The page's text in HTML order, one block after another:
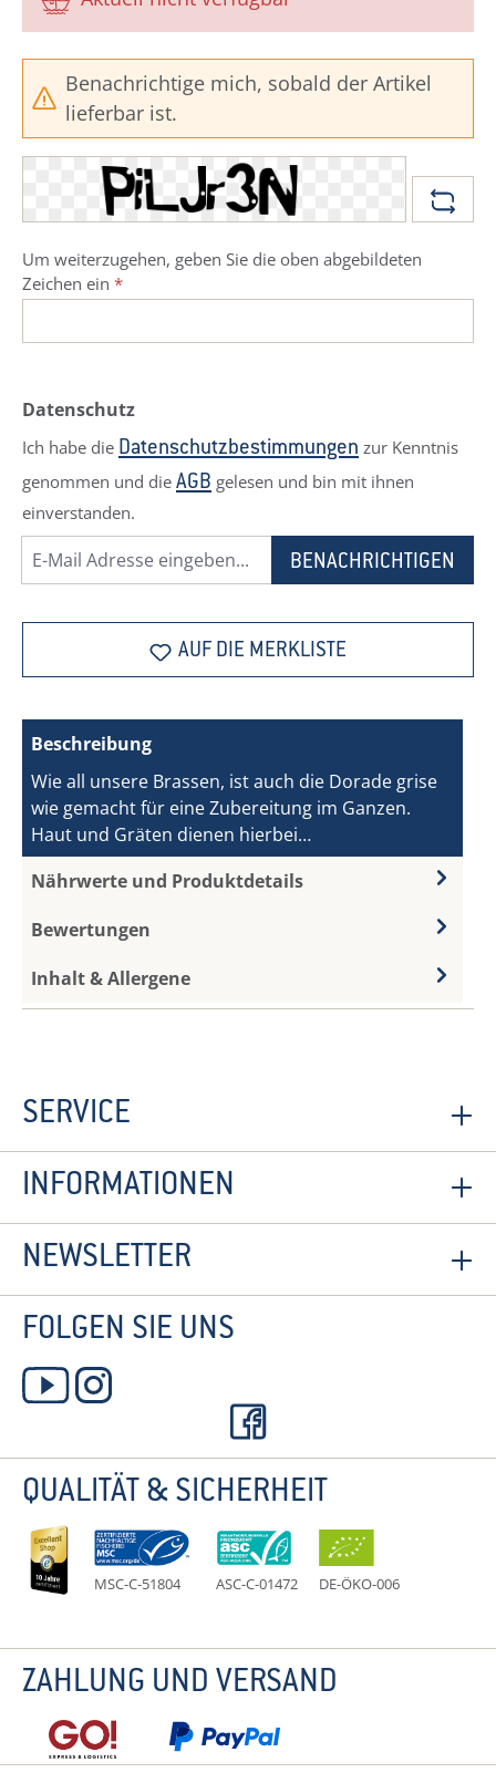
Benachrichtige mich, sobald der Artikel
lieferbar ist.
Um weiterzugehen, geben Sie die oben abgebildeten
Zeichen ein *
Datenschutz
Ich habe die Datenschutzbestimmungen zur Kenntnis
genommen und die AGB gelesen und bin mit ihnen
einverstanden.
BENACHRICHTIGEN
AUF DIE MERKLISTE
Beschreibung
Wie all unsere Brassen, ist auch die Dorade grise
wie gemacht für eine Zubereitung im Ganzen.
Haut und Gräten dienen hierbei…
Nährwerte und Produktdetails
Bewertungen
Inhalt & Allergene
SERVICE
INFORMATIONEN
NEWSLETTER
FOLGEN SIE UNS
QUALITÄT & SICHERHEIT
MSC-C-51804 ASC-C-01472 DE-ÖKO-006
ZAHLUNG UND VERSAND